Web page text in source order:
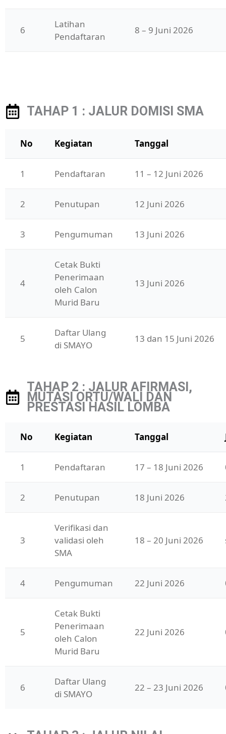
6
Latihan
Pendaftaran
8 – 9 Juni 2026
TAHAP 1 : JALUR DOMISI SMA
No Kegiatan Tanggal
1 Pendaftaran 11 – 12 Juni 2026
2 Penutupan 12 Juni 2026
3 Pengumuman 13 Juni 2026
4
Cetak Bukti
Penerimaan
oleh Calon
Murid Baru
13 Juni 2026
5
Daftar Ulang
di SMAYO
13 dan 15 Juni 2026
TAHAP 2 : JALUR AFIRMASI,
MUTASI ORTU/WALI DAN
PRESTASI HASIL LOMBA
No Kegiatan Tanggal
1 Pendaftaran 17 – 18 Juni 2026
2 Penutupan 18 Juni 2026
3
Verifikasi dan
validasi oleh
SMA
18 – 20 Juni 2026
4 Pengumuman 22 Juni 2026
5
Cetak Bukti
Penerimaan
oleh Calon
Murid Baru
22 Juni 2026
6
Daftar Ulang
di SMAYO
22 – 23 Juni 2026